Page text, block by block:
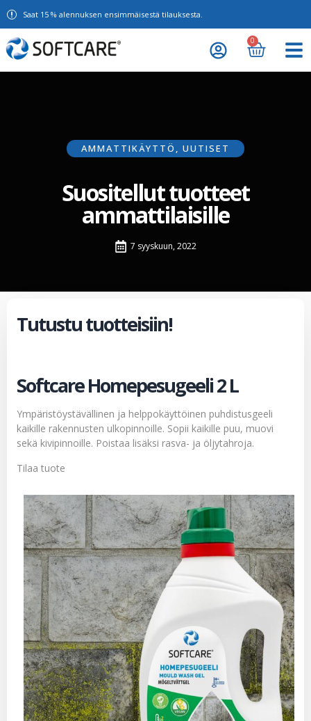
Saat 15 % alennuksen ensimmäisestä tilauksesta.
0
AMMATTIKÄYTTÖ , UUTISET
Suositellut tuotteet
ammattilaisille
7 syyskuun, 2022
Tutustu tuotteisiin!
Softcare Homepesugeeli 2 L
Ympäristöystävällinen ja helppokäyttöinen puhdistusgeeli
kaikille rakennusten ulkopinnoille. Sopii kaikille puu, muovi
sekä kivipinnoille. Poistaa lisäksi rasva- ja öljytahroja.
Tilaa tuote